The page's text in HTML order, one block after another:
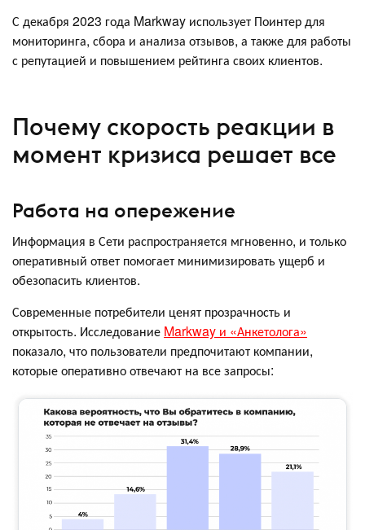
С декабря 2023 года Markway использует Поинтер для
мониторинга, сбора и анализа отзывов, а также для работы
с репутацией и повышением рейтинга своих клиентов.
Почему скорость реакции в
момент кризиса решает все
Работа на опережение
Информация в Сети распространяется мгновенно, и только
оперативный ответ помогает минимизировать ущерб и
обезопасить клиентов.
Современные потребители ценят прозрачность и
открытость. Исследование Markway и «Анкетолога»
показало, что пользователи предпочитают компании,
которые оперативно отвечают на все запросы: